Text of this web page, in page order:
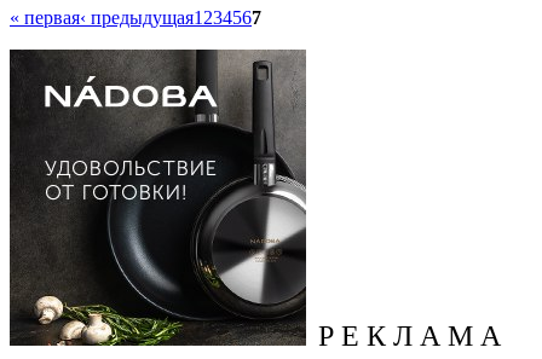
« первая‹ предыдущая1 234567
Р Е К Л А М А